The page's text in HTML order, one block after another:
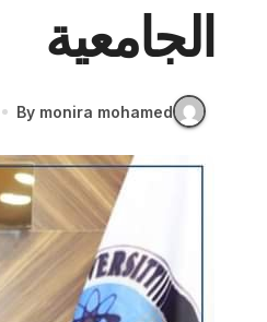
الجامعية
By monira mohamed